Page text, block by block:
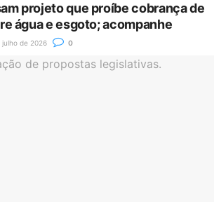
projeto que proíbe cobrança de
água e esgoto; acompanhe
julho de 2026 0